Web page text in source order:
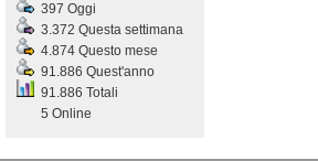
397 Oggi
3.372 Questa settimana
4.874 Questo mese
91.886 Quest'anno
91.886 Totali
5 Online